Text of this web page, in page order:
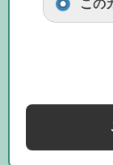
この